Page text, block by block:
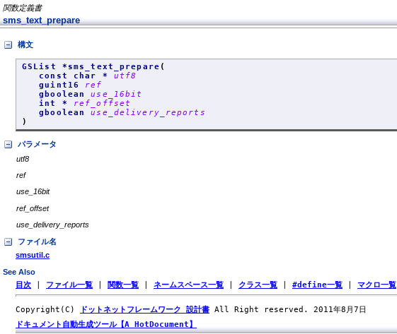
関数定義書
sms_text_prepare
構文
GSList *sms_text_prepare (
const char * utf8
guint16 ref
gbooleanuse_16bit
int * ref_offset
gbooleanuse_delivery_reports
)
パラメータ
utf8
ref
use_16bit
ref_offset
use_delivery_reports
ファイル名
smsutil.c
See Also
目次 ファイル一覧 関数一覧 ネームスペース一覧 クラス一覧 #define一覧 マクロ一覧
Copyright(C) ドットネットフレームワーク 設計書 All Right reserved. 2011年8月7日
ドキュメント自動生成ツール【A HotDocument】